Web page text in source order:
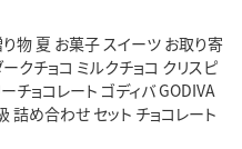
物 夏 お菓子 スイーツ お取り寄
クチョコ ミルクチョコ クリスピ
チョコレート ゴディバ GODIVA
詰め合わせ セット チョコレート